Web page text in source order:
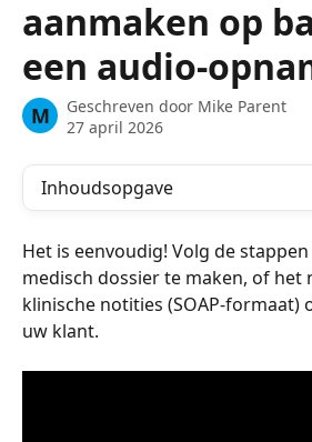
aanmaken op
een audio-
M Geschreven door Mike Parent
27 april 2026
Inhoudsopgave
Het is eenvoudig! Volg de
medisch dossier te maken, of het
klinische notities (SOAP-formaat)
uw klant.